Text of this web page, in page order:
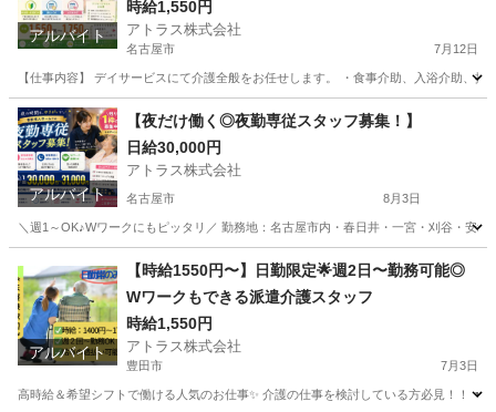
アルバイト
時給1,550円
アトラス株式会社
名古屋市 7月12日
【仕事内容】 デイサービスにて介護全般をお任せします。 ・食事介助、入浴介助、
愛知 名古屋市 介護 スタッフ
アルバイト
【夜だけ働く◎夜勤専従スタッフ募集！】
日給30,000円
アトラス株式会社
名古屋市 8月3日
＼週1～OK♪Wワークにもピッタリ／ 勤務地：名古屋市内・春日井・一宮・刈谷・安
介護 スタッフ
アルバイト
【時給1550円〜】日勤限定🌟週2日〜勤務可能◎
Wワークもできる派遣介護スタッフ
時給1,550円
アトラス株式会社
豊田市 7月3日
高時給＆希望シフトで働ける人気のお仕事✨ 介護の仕事を検討している方必見！！